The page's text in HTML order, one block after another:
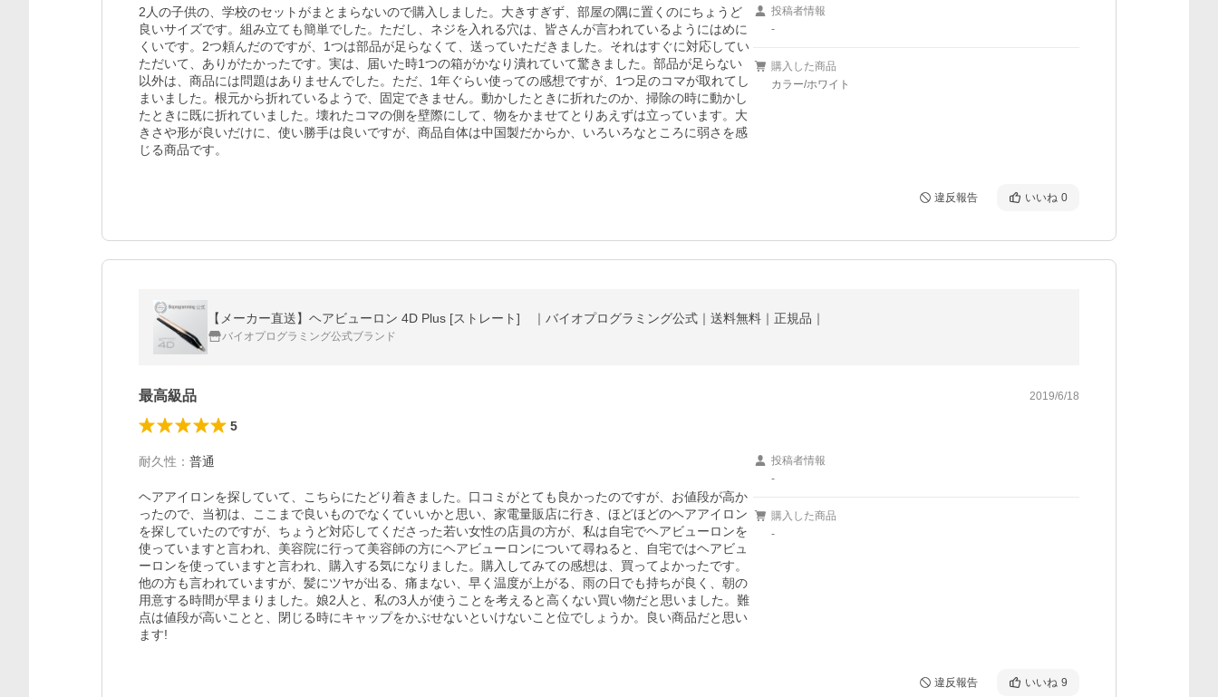
2人の子供の、学校のセットがまとまらないので購入しました。大きすぎず、部屋の隅に置くのにちょうど
良いサイズです。組み立ても簡単でした。ただし、ネジを入れる穴は、皆さんが言われているようにはめに
くいです。2つ頼んだのですが、1つは部品が足らなくて、送っていただきました。それはすぐに対応してい
ただいて、ありがたかったです。実は、届いた時1つの箱がかなり潰れていて驚きました。部品が足らない
以外は、商品には問題はありませんでした。ただ、1年ぐらい使っての感想ですが、1つ足のコマが取れてし
まいました。根元から折れているようで、固定できません。動かしたときに折れたのか、掃除の時に動かし
たときに既に折れていました。壊れたコマの側を壁際にして、物をかませてとりあえずは立っています。大
きさや形が良いだけに、使い勝手は良いですが、商品自体は中国製だからか、いろいろなところに弱さを感
じる商品です。
投稿者情報
-
購入した商品
カラー/ホワイト
違反報告 いいね 0
【メーカー直送】ヘアビューロン 4D Plus [ストレート] ｜バイオプログラミング公式｜送料無料｜正規品｜
バイオプログラミング公式ブランド
最高級品 2019/6/18
5
耐久性 ： 普通
ヘアアイロンを探していて、こちらにたどり着きました。口コミがとても良かったのですが、お値段が高か
ったので、当初は、ここまで良いものでなくていいかと思い、家電量販店に行き、ほどほどのヘアアイロン
を探していたのですが、ちょうど対応してくださった若い女性の店員の方が、私は自宅でヘアビューロンを
使っていますと言われ、美容院に行って美容師の方にヘアビューロンについて尋ねると、自宅ではヘアビュ
ーロンを使っていますと言われ、購入する気になりました。購入してみての感想は、買ってよかったです。
他の方も言われていますが、髪にツヤが出る、痛まない、早く温度が上がる、雨の日でも持ちが良く、朝の
用意する時間が早まりました。娘2人と、私の3人が使うことを考えると高くない買い物だと思いました。難
点は値段が高いことと、閉じる時にキャップをかぶせないといけないこと位でしょうか。良い商品だと思い
ます!
投稿者情報
-
購入した商品
-
違反報告 いいね 9